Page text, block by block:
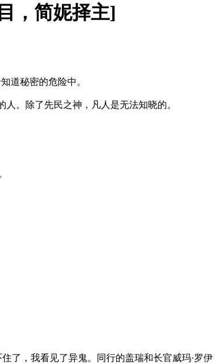
，简妮择主]
道秘密的危险中。
。除了先民之神，凡人是无法知晓的。
了，我看见了异鬼。同行的盖瑞和长官威玛·罗伊